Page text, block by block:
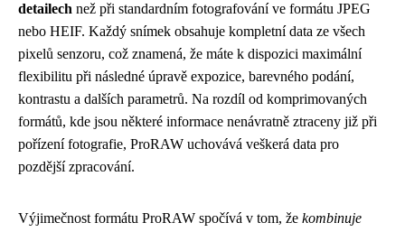
detailech než při standardním fotografování ve formátu JPEG
nebo HEIF. Každý snímek obsahuje kompletní data ze všech
pixelů senzoru, což znamená, že máte k dispozici maximální
flexibilitu při následné úpravě expozice, barevného podání,
kontrastu a dalších parametrů. Na rozdíl od komprimovaných
formátů, kde jsou některé informace nenávratně ztraceny již při
pořízení fotografie, ProRAW uchovává veškerá data pro
pozdější zpracování.
Výjimečnost formátu ProRAW spočívá v tom, že kombinuje